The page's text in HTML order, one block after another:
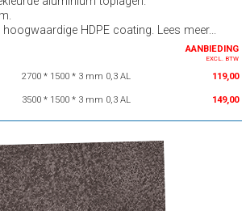
HDPE coating. Lees meer...
AANBIEDING
EXCL. BTW
2700 * 1500 * 3 mm 0,3 AL 119,00
3500 * 1500 * 3 mm 0,3 AL 149,00